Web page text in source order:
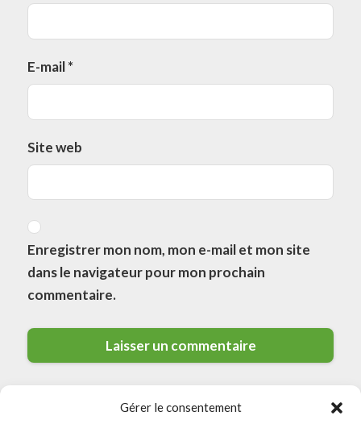
Gérer le consentement
E-mail*
Site web
Enregistrer mon nom, mon e-mail et mon site
dans le navigateur pour mon prochain
commentaire.